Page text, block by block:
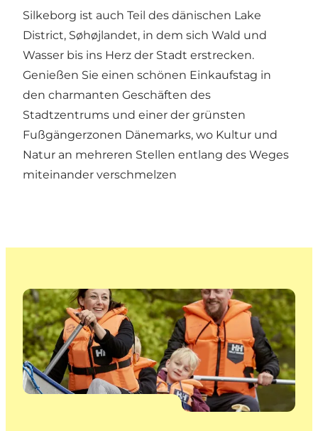
Silkeborg ist auch Teil des dänischen Lake
District, Søhøjlandet, in dem sich Wald und
Wasser bis ins Herz der Stadt erstrecken.
Genießen Sie einen schönen Einkaufstag in
den charmanten Geschäften des
Stadtzentrums und einer der grünsten
Fußgängerzonen Dänemarks, wo Kultur und
Natur an mehreren Stellen entlang des Weges
miteinander verschmelzen